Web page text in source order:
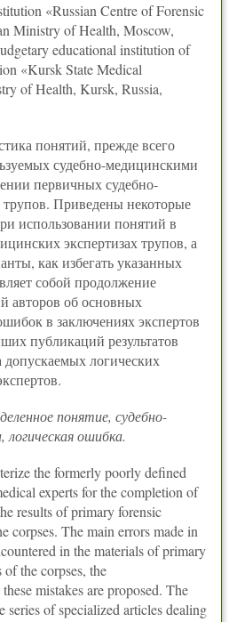
«Russian Centre of Forensic
Ministry of Health, Moscow,
educational institution of
«Kursk State Medical
of Health, Kursk, Russia,
понятий, прежде всего
судебно-медицинскими
первичных судебно-
Приведены некоторые
использовании понятий в
экспертизах трупов, а
как избегать указанных
собой продолжение
авторов об основных
в заключениях экспертов
публикаций результатов
допускаемых логических
понятие, судебно-
логическая ошибка.
the formerly poorly defined
experts for the completion of
results of primary forensic
corpses. The main errors made in
in the materials of primary
the corpses, the
mistakes are proposed. The
series of specialized articles dealing